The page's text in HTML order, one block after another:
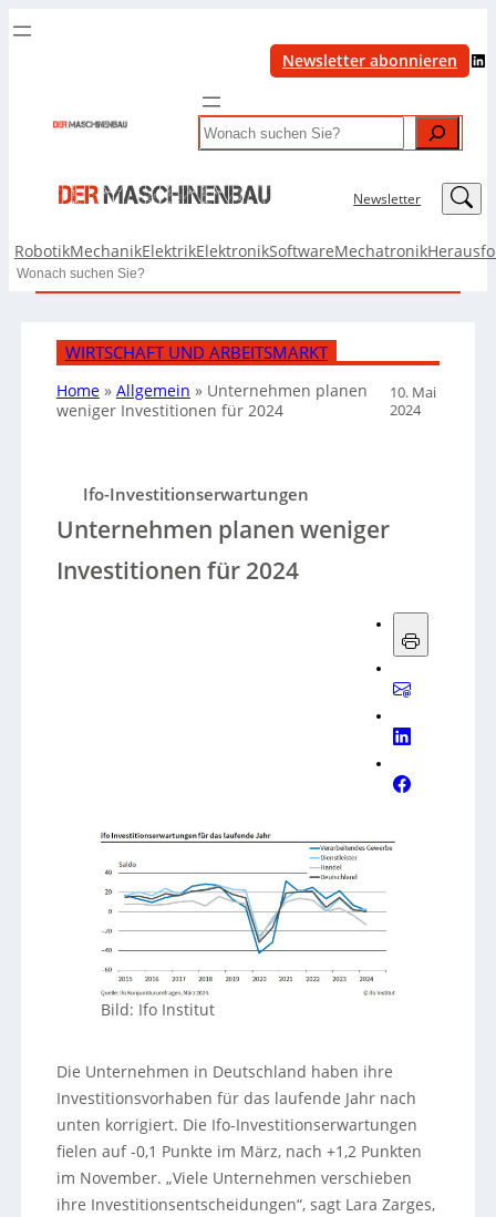
Newsletter abonnieren LinkedIn
Search
Newsletter LinkedIn
RobotikMechanikElektrikElektronikSoftwareMechatronik
Search
WIRTSCHAFT UND ARBEITSMARKT
Home» Allgemein » Unternehmen planen
weniger Investitionen für 2024
10. Mai
2024
Ifo-Investitionserwartungen
Unternehmen planen weniger
Investitionen für 2024
Bild: Ifo Institut
Die Unternehmen in Deutschland haben ihre
Investitionsvorhaben für das laufende Jahr nach
unten korrigiert. Die Ifo-Investitionserwartungen
fielen auf -0,1 Punkte im März, nach +1,2 Punkten
im November. „Viele Unternehmen verschieben
ihre Investitionsentscheidungen“, sagt Lara Zarges,